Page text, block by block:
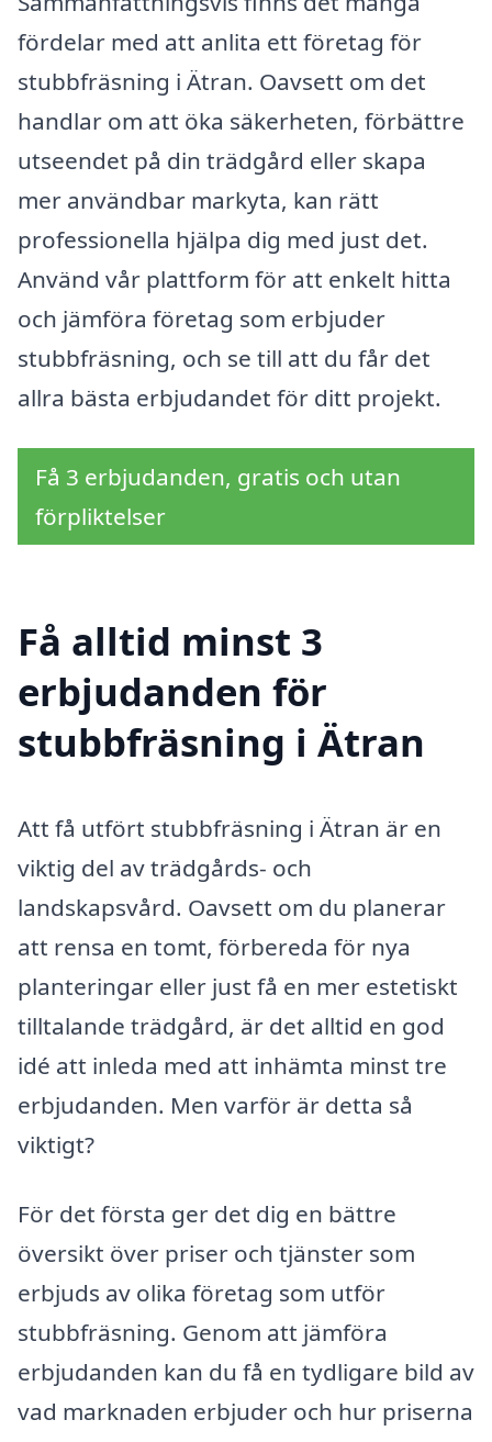
fördelar med att anlita ett företag för
stubbfräsning i Ätran. Oavsett om det
handlar om att öka säkerheten, förbättre
utseendet på din trädgård eller skapa
mer användbar markyta, kan rätt
professionella hjälpa dig med just det.
Använd vår plattform för att enkelt hitta
och jämföra företag som erbjuder
stubbfräsning, och se till att du får det
allra bästa erbjudandet för ditt projekt.
Få 3 erbjudanden, gratis och utan
förpliktelser
Få alltid minst 3
erbjudanden för
stubbfräsning i Ätran
Att få utfört stubbfräsning i Ätran är en
viktig del av trädgårds- och
landskapsvård. Oavsett om du planerar
att rensa en tomt, förbereda för nya
planteringar eller just få en mer estetiskt
tilltalande trädgård, är det alltid en god
idé att inleda med att inhämta minst tre
erbjudanden. Men varför är detta så
viktigt?
För det första ger det dig en bättre
översikt över priser och tjänster som
erbjuds av olika företag som utför
stubbfräsning. Genom att jämföra
erbjudanden kan du få en tydligare bild av
vad marknaden erbjuder och hur priserna